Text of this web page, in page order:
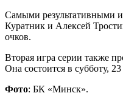
Самыми результативными
Куратник и Алексей
очков.
Вторая игра серии также
Она состоится в субботу,
Фото: БК «Минск».